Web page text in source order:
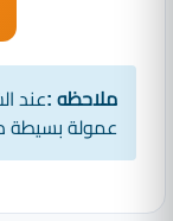
ملاحظه :عند
عمولة بسيطة